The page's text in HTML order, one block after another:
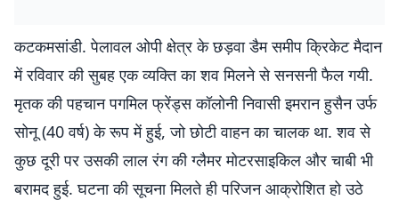
कटकमसांडी. पेलावल ओपी क्षेत्र के छड़वा डैम समीप क्रिकेट मैदान
में रविवार की सुबह एक व्यक्ति का शव मिलने से सनसनी फैल गयी.
मृतक की पहचान पगमिल फ्रेंड्स कॉलोनी निवासी इमरान हुसैन उर्फ
सोनू (40 वर्ष) के रूप में हुई, जो छोटी वाहन का चालक था. शव से
कुछ दूरी पर उसकी लाल रंग की ग्लैमर मोटरसाइकिल और चाबी भी
बरामद हुई. घटना की सूचना मिलते ही परिजन आक्रोशित हो उठे